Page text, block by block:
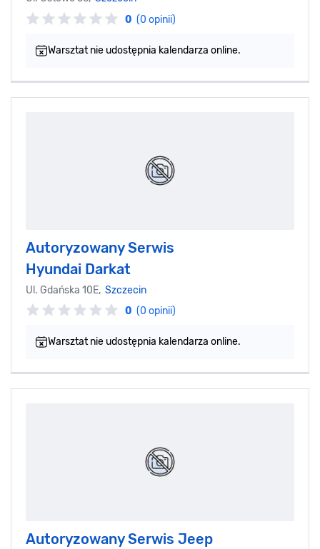
0 (0 opinii)
Warsztat nie udostępnia kalendarza online.
Autoryzowany Serwis
Hyundai Darkat
Ul. Gdańska 10E, Szczecin
0 (0 opinii)
Warsztat nie udostępnia kalendarza online.
Autoryzowany Serwis Jeep